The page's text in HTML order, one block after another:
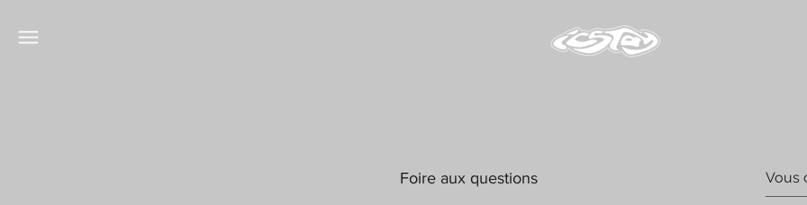
Foire aux questions